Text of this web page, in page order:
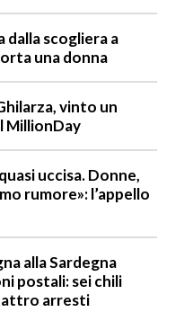
dalla scogliera a
una donna
vinto un
MillionDay
uccisa. Donne,
rumore»: l’appello
alla Sardegna
postali: sei chili
arresti